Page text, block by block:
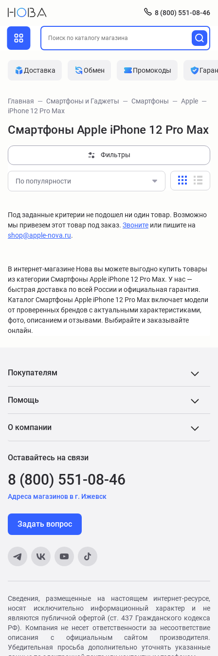
8 (800) 551-08-46
Доставка Обмен Промокоды
Главная Смартфоны и Гаджеты Смартфоны
Apple
iPhone 12 Pro Max
Смартфоны Apple iPhone 12 Pro Max
Фильтры
По популярности
Под заданные критерии не подошел ни один товар. Возможно
мы привезем этот товар под заказ. Звоните или пишите на
shop@apple-nova.ru.
В интернет-магазине Нова вы можете выгодно купить товары
из категории Смартфоны Apple iPhone 12 Pro Max. У нас —
быстрая доставка по всей России и официальная гарантия.
Каталог Смартфоны Apple iPhone 12 Pro Max включает модели
от проверенных брендов с актуальными характеристиками,
фото, описанием и отзывами. Выбирайте и заказывайте
онлайн.
Покупателям
Помощь
О компании
Оставайтесь на связи
8 (800) 551-08-46
Адреса магазинов в г. Ижевск
Задать вопрос
Сведения, размещенные на настоящем интернет-ресурсе,
носят исключительно информационный характер и не
являются публичной офертой (ст. 437 Гражданского кодекса
РФ). Компания не несет ответственности за несоответствие
описания с официальным сайтом производителя.
Убедительная просьба дополнительно уточнять указанные